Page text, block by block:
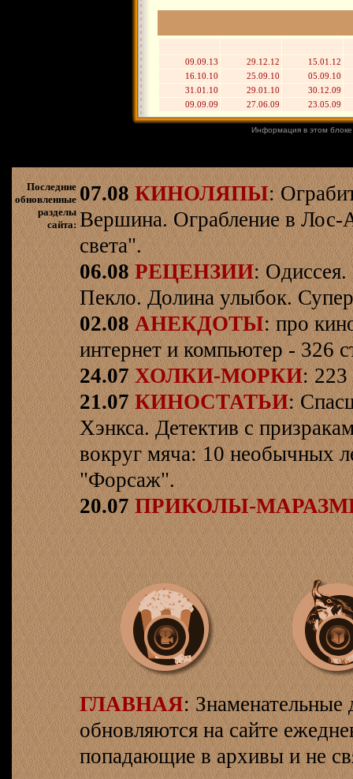
09.09.13 29.12.12
15.01.12
16.10.10
25.09.10
05.09.10
31.01.10
29.01.10
30.12.09
09.09.09
27.06.09 23.05.09
Информация в этом
Последние
обновленные
разделы
сайта:
07.08 КИНОЛЯПЫ:
Вершина. Ограбление в Лос-
света".
06.08 РЕЦЕНЗИИ:
Пекло. Долина улыбок.
02.08 АНЕКДОТЫ: про
интернет и компьютер - 326
24.07 ХОЛКИ-МОРКИ: 223
21.07 КИНОСТАТЬИ:
Хэнкса. Детектив с
вокруг мяча: 10 необычных
"Форсаж".
20.07 ПРИКОЛЫ-
ГЛАВНАЯ: Знаменательные
обновляются на сайте
попадающие в архивы и не